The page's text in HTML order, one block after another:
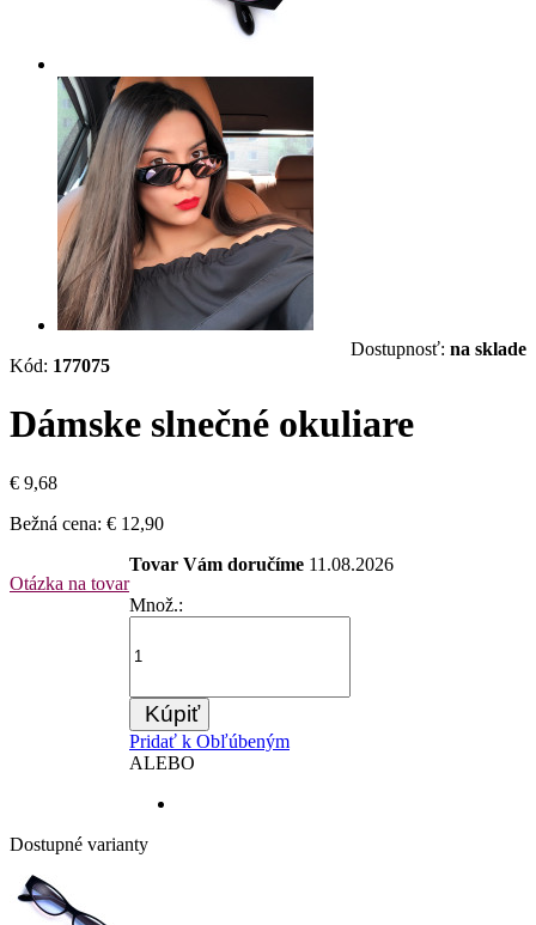
Kód: 177075
Dostupnosť: na sklade
Dámske slnečné okuliare
€ 9,68
Bežná cena: € 12,90
Otázka na tovar
Tovar Vám doručíme 11.08.2026
Množ.:
Kúpiť
Pridať k Obľúbeným
ALEBO
Dostupné varianty